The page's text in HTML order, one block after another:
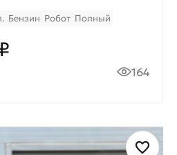
Бензин Робот Полный
164